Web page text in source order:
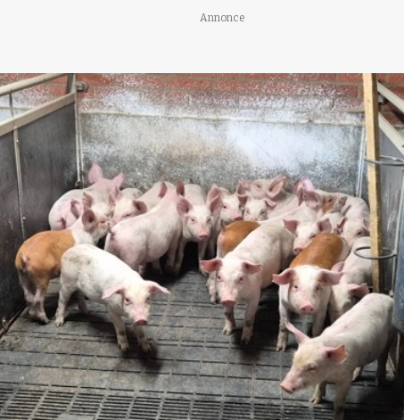
Annonce